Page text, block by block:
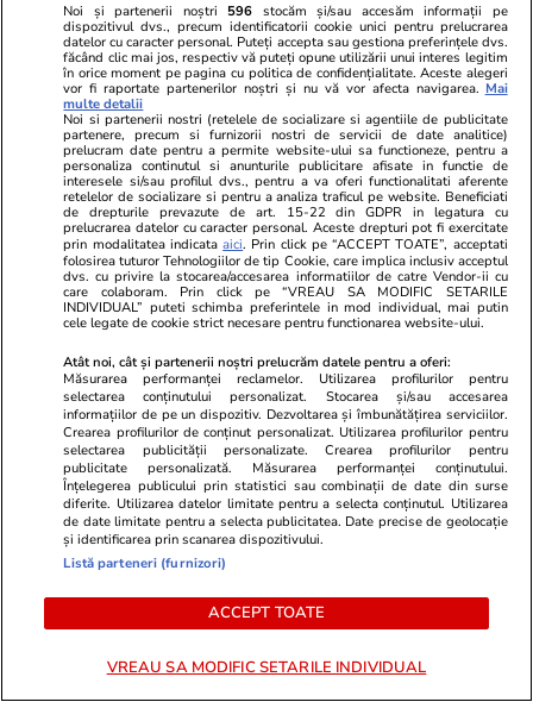
marți, 4 august 2026, în București, Iași, Cluj-
Napoca, Timișoara și Constanța
Știri România 07:41
Ploi torențiale și vijelii în România după valul
de căldură extremă. Prognoza meteo ANM
pentru perioada 4-31 august 2026
Stiri Mondene 10:00
Cum se manifestă boala cu care Alina Pușcău
a fost diagnosticată. Mesajele de susținere
primite de la Dan Alexa și Olga Barcari
Noi și partenerii noștri 596 stocăm și/sau accesăm informații pe
dispozitivul dvs., precum identificatorii cookie unici pentru prelucrarea
datelor cu caracter personal. Puteți accepta sau gestiona preferințele dvs.
făcând clic mai jos, respectiv vă puteți opune utilizării unui interes legitim
în orice moment pe pagina cu politica de confidențialitate. Aceste alegeri
vor fi raportate partenerilor noștri și nu vă vor afecta navigarea. Mai
multe detalii
Noi si partenerii nostri (retelele de socializare si agentiile de publicitate
partenere, precum si furnizorii nostri de servicii de date analitice)
prelucram date pentru a permite website-ului sa functioneze, pentru a
personaliza continutul si anunturile publicitare afisate in functie de
interesele si/sau profilul dvs., pentru a va oferi functionalitati aferente
retelelor de socializare si pentru a analiza traficul pe website. Beneficiati
de drepturile prevazute de art. 15-22 din GDPR in legatura cu
prelucrarea datelor cu caracter personal. Aceste drepturi pot fi exercitate
prin modalitatea indicataaici. Prin click pe “ACCEPT TOATE”, acceptati
folosirea tuturor Tehnologiilor de tip Cookie, care implica inclusiv acceptul
dvs. cu privire la stocarea/accesarea informatiilor de catre Vendor-ii cu
care colaboram. Prin click pe “VREAU SA MODIFIC SETARILE
INDIVIDUAL” puteti schimba preferintele in mod individual, mai putin
cele legate de cookie strict necesare pentru functionarea website-ului.
Atât noi, cât și partenerii noștri prelucrăm datele pentru a oferi:
Măsurarea performanței reclamelor. Utilizarea profilurilor pentru
selectarea conținutului personalizat. Stocarea și/sau accesarea
informațiilor de pe un dispozitiv. Dezvoltarea și îmbunătățirea serviciilor.
Crearea profilurilor de conținut personalizat. Utilizarea profilurilor pentru
selectarea publicității personalizate. Crearea profilurilor pentru
publicitate personalizată. Măsurarea performanței conținutului.
Înțelegerea publicului prin statistici sau combinații de date din surse
diferite. Utilizarea datelor limitate pentru a selecta conținutul. Utilizarea
de date limitate pentru a selecta publicitatea. Date precise de geolocație
și identificarea prin scanarea dispozitivului.
Listă parteneri (furnizori)
ACCEPT TOATE
VREAU SA MODIFIC SETARILE INDIVIDUAL